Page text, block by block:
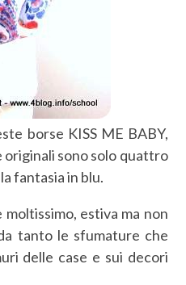
borse KISS ME BABY,
sono solo quattro
fantasia in blu.
estiva ma non
tanto le sfumature che
delle case e sui decori